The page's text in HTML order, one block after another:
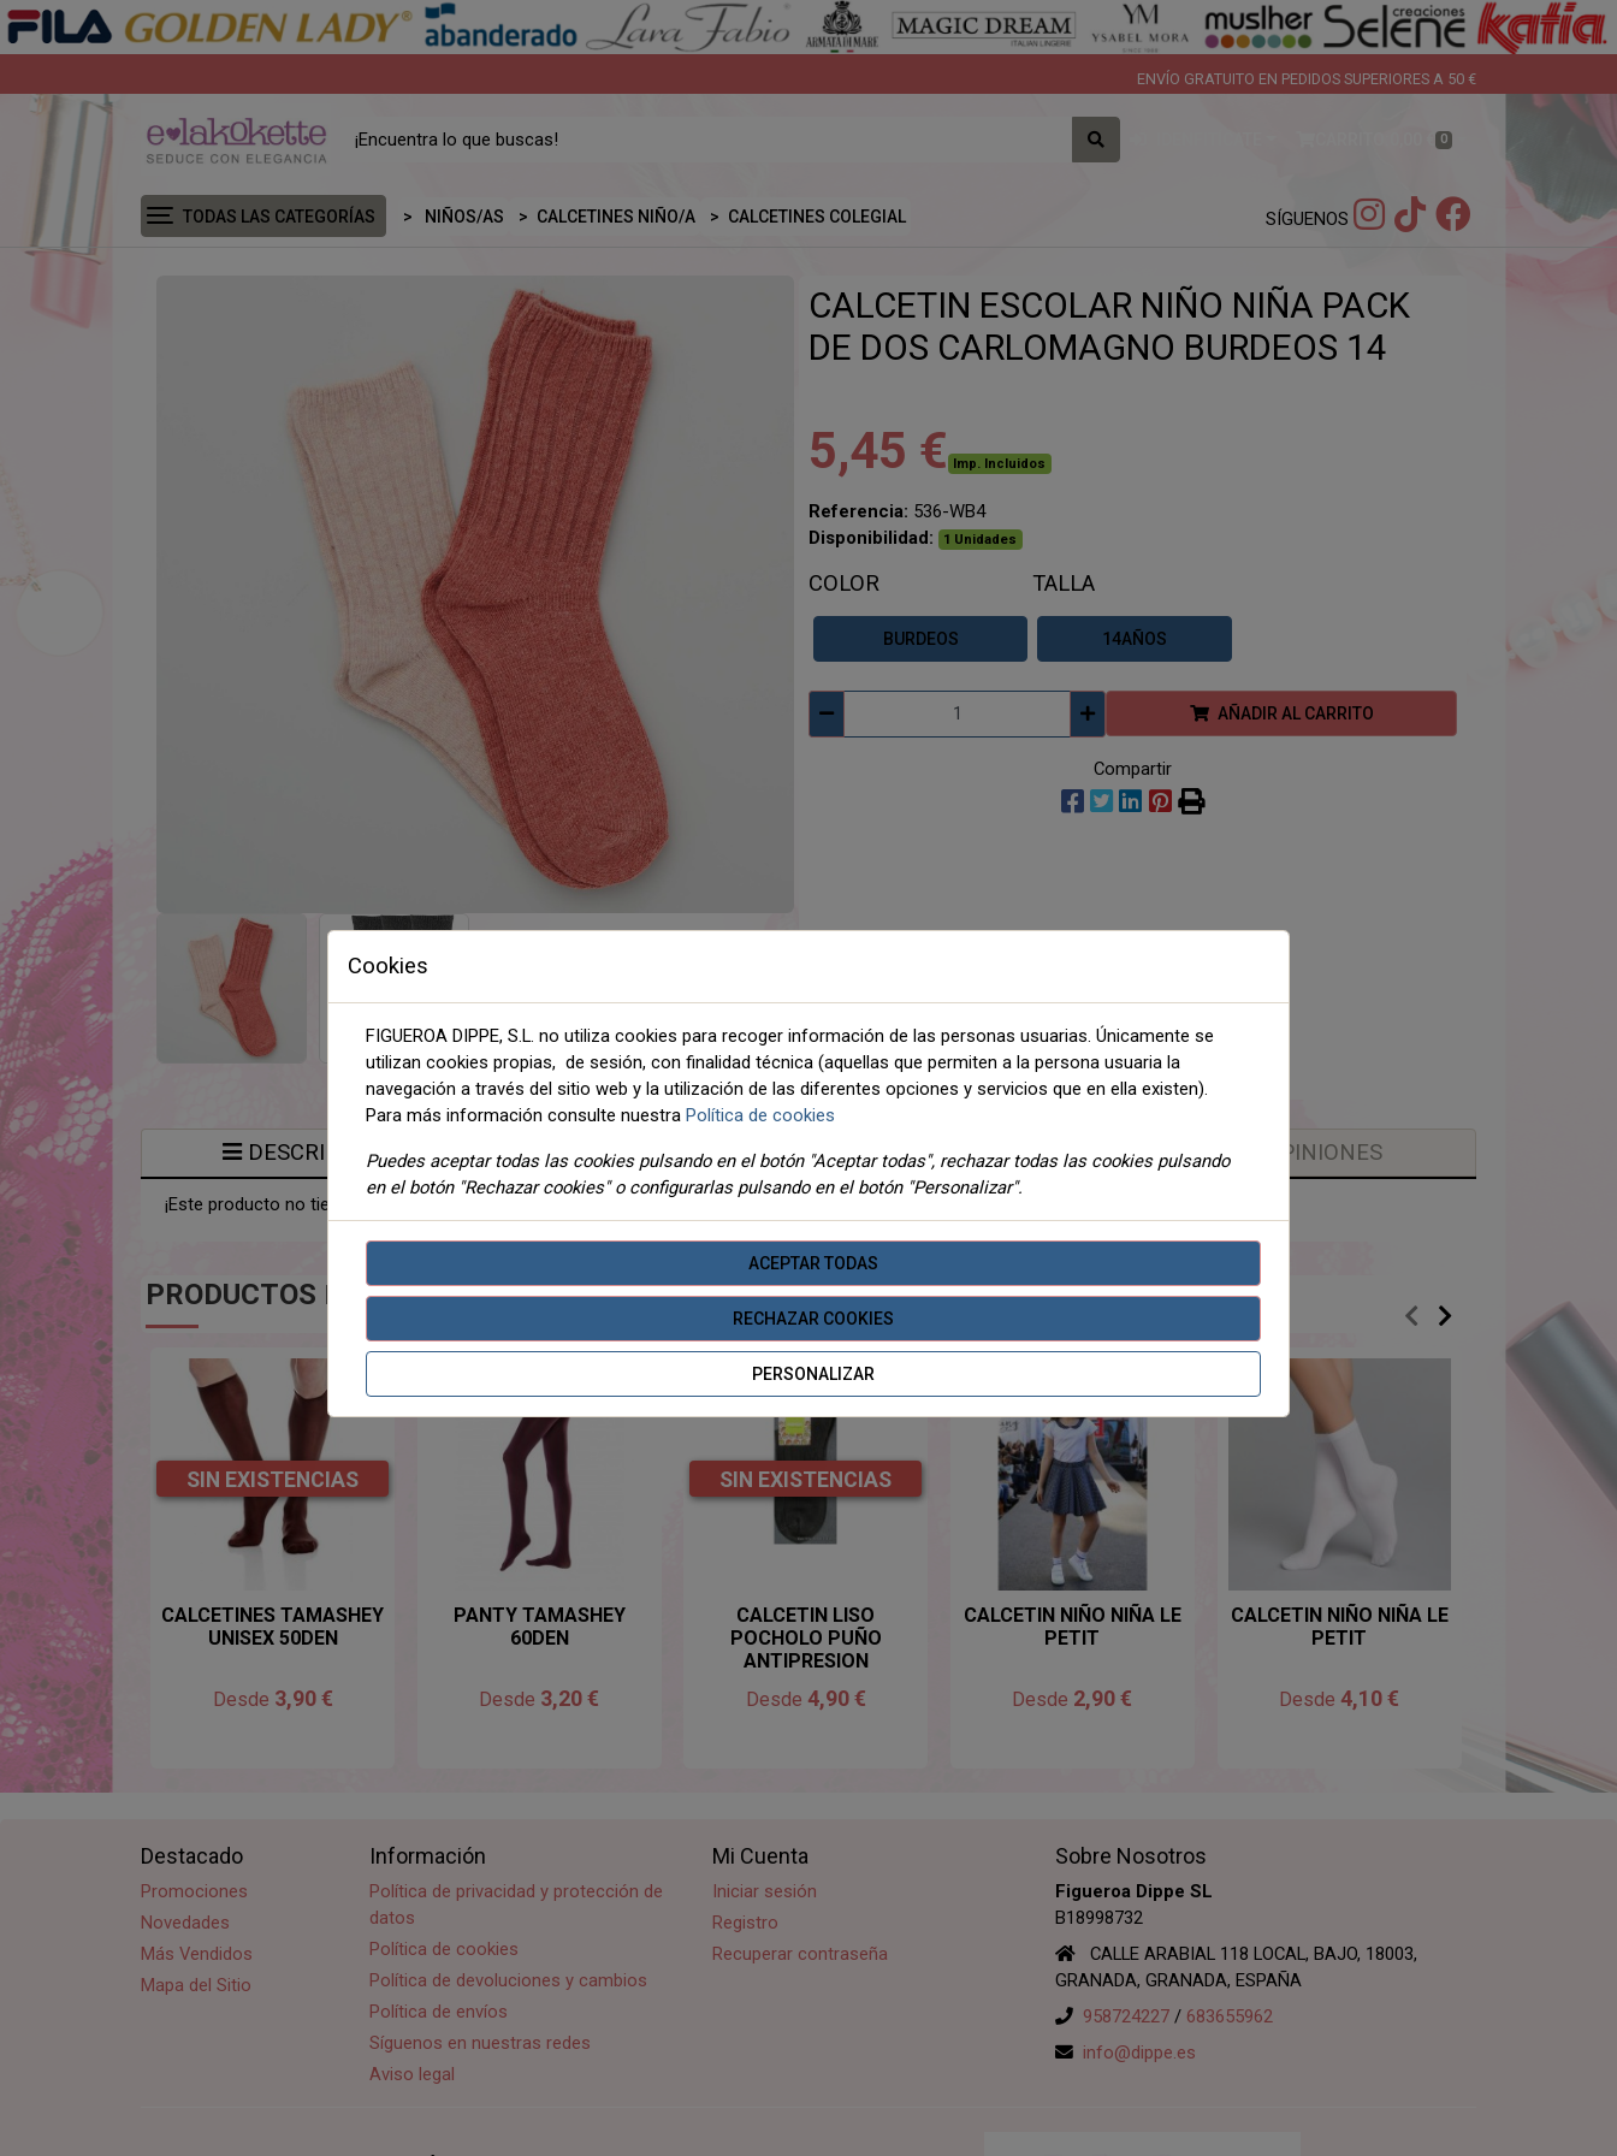
ENVÍO GRATUITO EN PEDIDOS SUPERIORES A 50 €
0
TODAS LAS CATEGORÍAS NIÑOS/AS CALCETINES NIÑO/A CALCETINES COLEGIAL SÍGUENOS
CALCETIN ESCOLAR NIÑO NIÑA PACK
DE DOS CARLOMAGNO BURDEOS 14
5,45 € Imp. Incluidos
Referencia: 536-WB4
Disponibilidad:
1 Unidades
COLOR
BURDEOS
TALLA
14AÑOS
AÑADIR AL CARRITO
Compartir
DESCRIPCIÓN DETALLES ADJUNTOS OPINIONES
¡Este producto no tiene descripción!
PRODUCTOS DE LA MISMA CATEGORIA
SIN EXISTENCIAS
CALCETINES TAMASHEY
UNISEX 50DEN
Desde 3,90 €
PANTY TAMASHEY
60DEN
Desde 3,20 €
SIN EXISTENCIAS
CALCETIN LISO
POCHOLO PUÑO
ANTIPRESION
Desde 4,90 €
CALCETIN NIÑO NIÑA LE
PETIT
Desde 2,90 €
CALCETIN NIÑO NIÑA LE
PETIT
Desde 4,10 €
Destacado
Promociones
Novedades
Más Vendidos
Mapa del Sitio
Información
Política de privacidad y protección de
datos
Política de cookies
Política de devoluciones y cambios
Política de envíos
Síguenos en nuestras redes
Aviso legal
Mi Cuenta
Iniciar sesión
Registro
Recuperar contraseña
Sobre Nosotros
Figueroa Dippe SL
B18998732
CALLE ARABIAL 118 LOCAL, BAJO, 18003,
GRANADA, GRANADA, ESPAÑA
958724227 / 683655962
info@dippe.es
Cookies
FIGUEROA DIPPE, S.L. no utiliza cookies para recoger información de las personas usuarias. Únicamente se
utilizan cookies propias, de sesión, con finalidad técnica (aquellas que permiten a la persona usuaria la
navegación a través del sitio web y la utilización de las diferentes opciones y servicios que en ella existen).
Para más información consulte nuestra Política de cookies
Puedes aceptar todas las cookies pulsando en el botón "Aceptar todas", rechazar todas las cookies pulsando
en el botón "Rechazar cookies" o configurarlas pulsando en el botón "Personalizar".
ACEPTAR TODAS
RECHAZAR COOKIES
PERSONALIZAR